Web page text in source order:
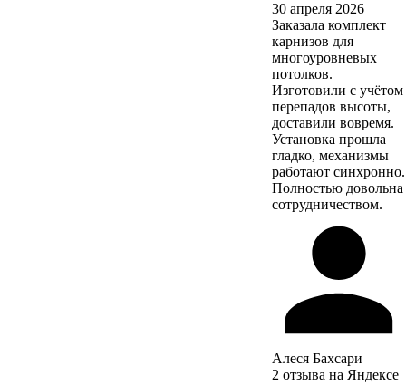
30 апреля 2026
Заказала комплект
карнизов для
многоуровневых
потолков.
Изготовили с учётом
перепадов высоты,
доставили вовремя.
Установка прошла
гладко, механизмы
работают синхронно.
Полностью довольна
сотрудничеством.
Алеся Бахсари
2 отзыва на Яндексе